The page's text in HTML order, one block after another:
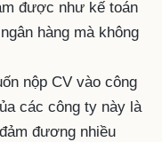
được như kế toán
hàng mà không
nộp CV vào công
các công ty này là
đương nhiều